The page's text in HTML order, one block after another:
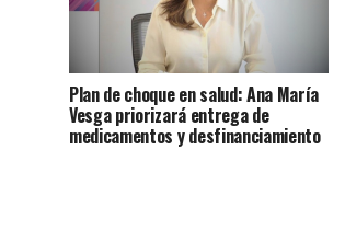
Plan de choque en salud: Ana María
Vesga priorizará entrega de
medicamentos y desfinanciamiento